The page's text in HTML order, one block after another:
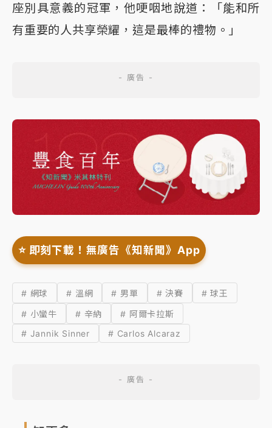
座別具意義的冠軍，他哽咽地說道：「能和所
有重要的人共享榮耀，這是最棒的禮物。」
⭐️ 即刻下載！無廣告《知新聞》App
# 網球 # 溫網 # 男單 # 決賽
# 球王
# 小蠻牛
# 辛納
# 阿爾卡拉斯
# Jannik Sinner
# Carlos Alcaraz